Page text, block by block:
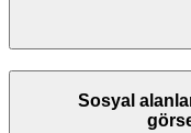
Sosyal